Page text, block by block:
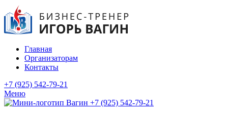
Главная
Организаторам
Контакты
+7 (925) 542-79-21
Меню
+7 (925) 542-79-21